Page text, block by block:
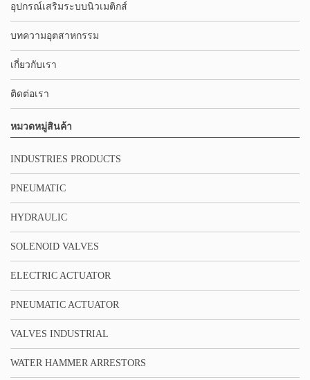
อุปกรณ์เสริมระบบนิวเมติกส์
บทความอุตสาหกรรม
เกี่ยวกับเรา
ติดต่อเรา
หมวดหมู่สินค้า
INDUSTRIES PRODUCTS
PNEUMATIC
HYDRAULIC
SOLENOID VALVES
ELECTRIC ACTUATOR
PNEUMATIC ACTUATOR
VALVES INDUSTRIAL
WATER HAMMER ARRESTORS